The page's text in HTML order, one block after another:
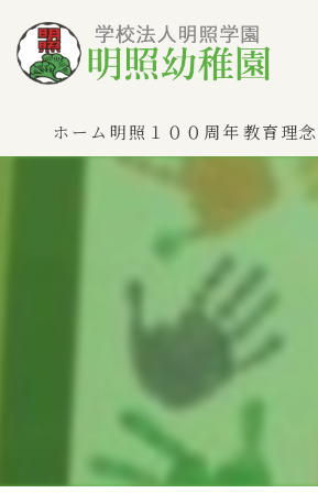
ホーム 明照１００周年教育理念